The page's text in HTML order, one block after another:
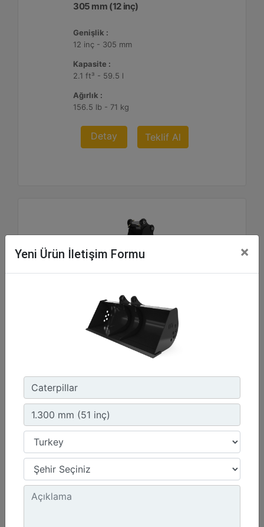
305 mm (12 inç)
Genişlik :
12 inç - 305 mm
Kapasite :
2.1 ft³ - 59.5 l
Ağırlık :
156.5 lb - 71 kg
Detay Teklif Al
260 mm (10 inç)
Genişlik :
10.2 inç - 260 mm
1.2 ft³ - 34 l
Ağırlık :
Yeni Ürün İletişim Formu ×